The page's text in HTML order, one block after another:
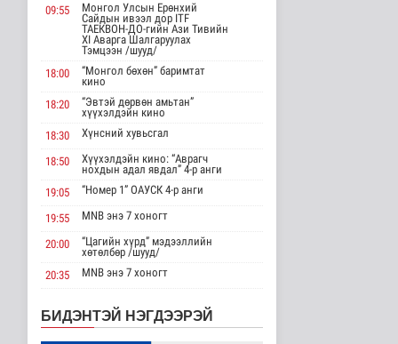
ОХУ-аас шатахууны
импорт тасралтгүй
хийгдэж байна
Нийгэм
10 цаг 10 минутын өмнө
АНУ импортлогчдод
ам.долларын
Дэлхийд
10 цаг 10 минутын өмнө
Шейх Хасина
ирэхээ зарлав
Дэлхийд
10 цаг 17 минутын өмнө
Монгол Улсын эмэгтэй
шигшээ баг Азийн
09:55
Монгол Улсын Ерөнхий
Сайдын ивээл дор ITF
ТАЕКВОН-ДО-гийн Ази Тивийн
XI Аварга Шалгаруулах
Тэмцээн /шууд/
18:00
“Монгол бөхөн” баримтат
кино
18:20
“Эвтэй дөрвөн амьтан”
хүүхэлдэйн кино
18:30
Хүнсний хувьсгал
18:50
Хүүхэлдэйн кино: “Аврагч
нохдын адал явдал” 4-р анги
19:05
“Номер 1” ОАУСК 4-р анги
19:55 MNB энэ 7 хоногт
20:00
“Цагийн хүрд” мэдээллийн
хөтөлбөр /шууд/
20:35
MNB энэ 7 хоногт
Дорноговь аймгаас /шууд/
22:10 “Эргүүлэг” ОАУСК 4-р анги
БИДЭНТЭЙ НЭГДЭЭРЭЙ